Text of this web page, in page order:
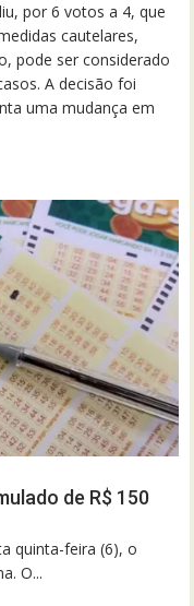
por 6 votos a 4, que
cautelares,
pode ser considerado
A decisão foi
uma mudança em
de R$ 150
quinta-feira (6), o
O...